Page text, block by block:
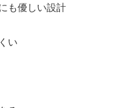
も優しい設計
い